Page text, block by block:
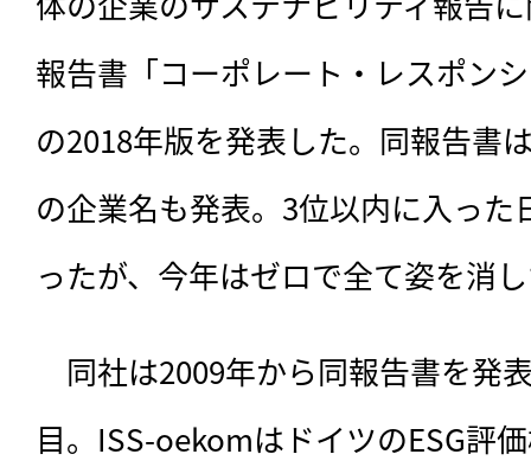
報告書「コーポレート・レスポン
の2018年版を発表した。同報告書
の企業名も発表。3位以内に入った
ったが、今年はゼロで全て姿を消
同社は2009年から同報告書を発
目。ISS-oekomはドイツのESG評